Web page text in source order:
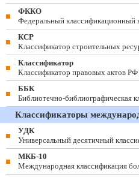
ФККО
Федеральный классификационный
КСР
Классификатор строительных
Классификатор
Классификатор правовых актов РФ
ББК
Библиотечно-библиографическая
Классификаторы
УДК
Универсальный десятичный
МКБ-10
Международная классификация